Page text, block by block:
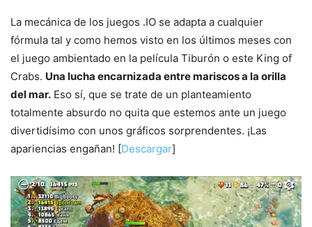
La mecánica de los juegos .IO se adapta a cualquier
fórmula tal y como hemos visto en los últimos meses con
el juego ambientado en la película Tiburón o este King of
Crabs. Una lucha encarnizada entre mariscos a la orilla
del mar. Eso sí, que se trate de un planteamiento
totalmente absurdo no quita que estemos ante un juego
divertidísimo con unos gráficos sorprendentes. ¡Las
apariencias engañan! [Descargar]